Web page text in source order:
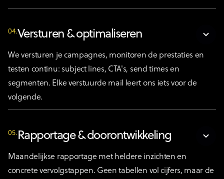
04.Versturen & optimaliseren
We versturen je campagnes, monitoren de prestaties en
testen continu: subject lines, CTA's, send times en
segmenten. Elke verstuurde mail leert ons iets voor de
volgende.
05. Rapportage & doorontwikkeling
Maandelijkse rapportage met heldere inzichten en
concrete vervolgstappen. Geen tabellen vol cijfers, maar de